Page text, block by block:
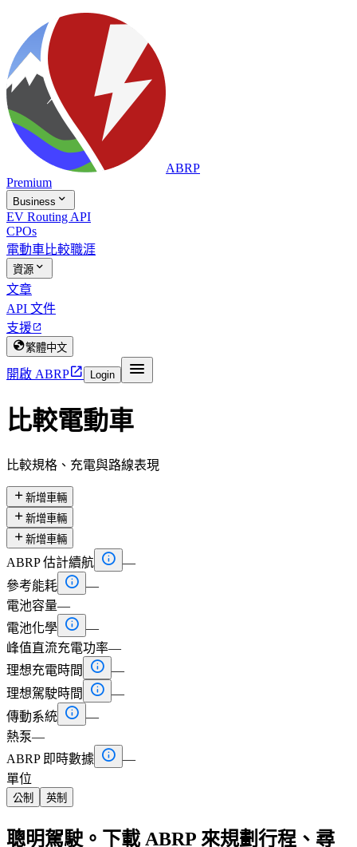
ABRP
Premium
Business 
EV Routing API
CPOs
電動車比較職涯
資源 
文章
API 文件
支援
繁體中文
開啟 ABRP Login 
比較電動車
比較規格、充電與路線表現
 新增車輛
 新增車輛
 新增車輛
ABRP 估計續航  —
參考能耗  —
電池容量—
電池化學  —
峰值直流充電功率—
理想充電時間
 —
理想駕駛時間
 —
傳動系統  —
熱泵—
ABRP 即時數據  —
單位
公制 英制
聰明駕駛。下載 ABRP 來規劃行程、尋